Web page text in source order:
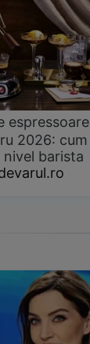
espressoare
2026: cum
barista